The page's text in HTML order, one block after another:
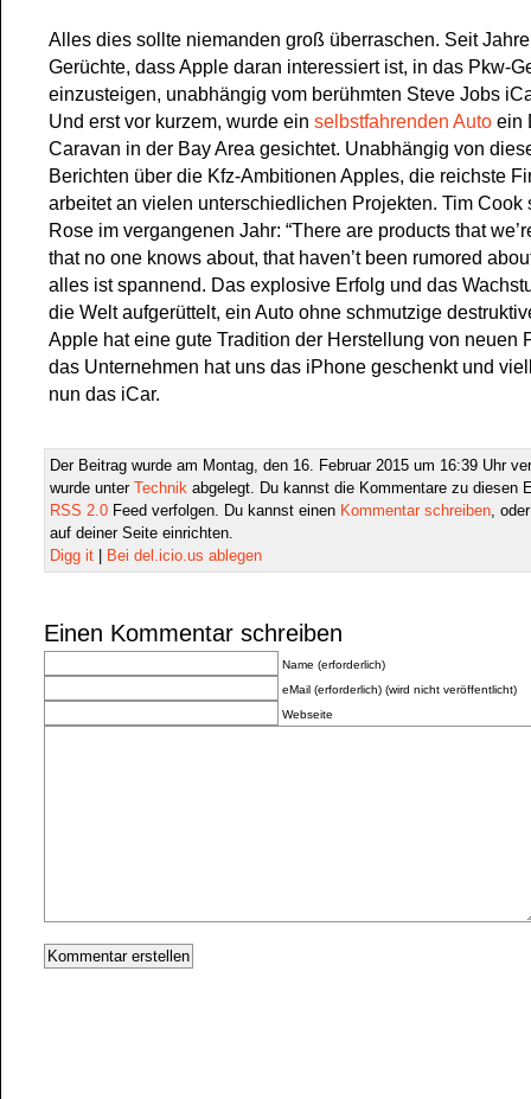
Alles dies sollte niemanden groß überraschen. Seit
Gerüchte, dass Apple daran interessiert ist, in das Pkw-
einzusteigen, unabhängig vom berühmten Steve Jobs
Und erst vor kurzem, wurde ein selbstfahrenden Auto ein
Caravan in der Bay Area gesichtet. Unabhängig von
Berichten über die Kfz-Ambitionen Apples, die reichste
arbeitet an vielen unterschiedlichen Projekten. Tim Cook
Rose im vergangenen Jahr: “There are products that
that no one knows about, that haven’t been rumored
alles ist spannend. Das explosive Erfolg und das
die Welt aufgerüttelt, ein Auto ohne schmutzige
Apple hat eine gute Tradition der Herstellung von neuen
das Unternehmen hat uns das iPhone geschenkt und
nun das iCar.
Der Beitrag wurde am Montag, den 16. Februar 2015 um 16:39 Uhr
wurde unter Technik abgelegt. Du kannst die Kommentare zu diesen
RSS 2.0 Feed verfolgen. Du kannst einen Kommentar schreiben,
auf deiner Seite einrichten.
Digg it
Bei del.icio.us ablegen
Einen Kommentar schreiben
Name (erforderlich)
eMail (erforderlich) (wird nicht veröffentlicht)
Webseite